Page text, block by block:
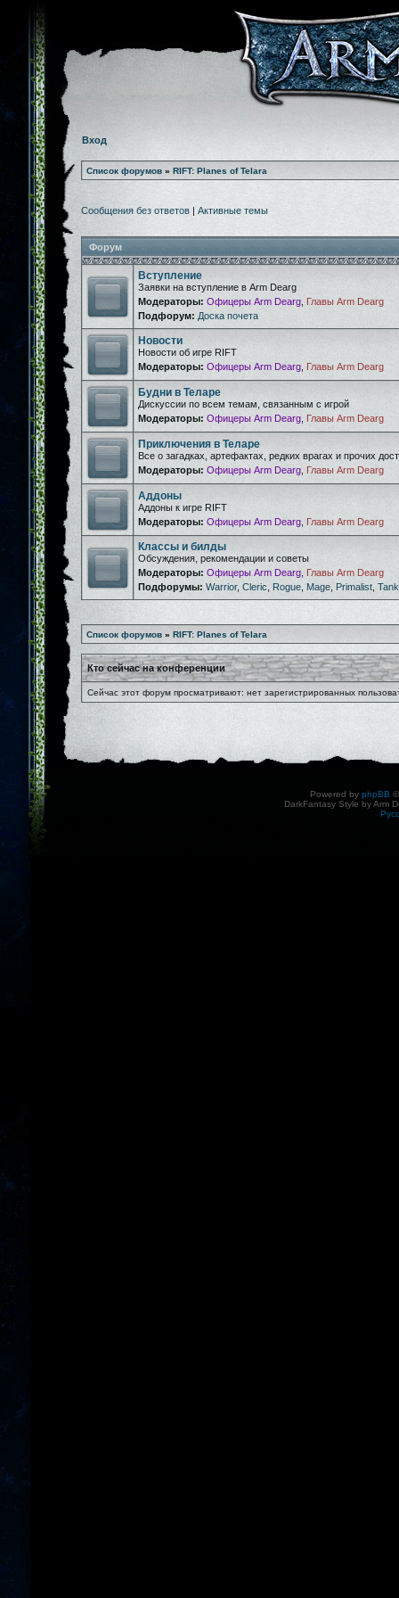
Вход
Список форумов » RIFT: Planes of Telara
Сообщения без ответов | Активные темы
Форум
Вступление
Заявки на вступление в Arm Dearg
Модераторы: Офицеры Arm Dearg Главы Arm Dearg
Подфорум: Доска почета
Новости
Новости об игре RIFT
Модераторы: Офицеры Arm Dearg Главы Arm Dearg
Будни в Теларе
Дискуссии по всем темам, связанным с игрой
Модераторы: Офицеры Arm Dearg Главы Arm Dearg
Приключения в Теларе
Все о загадках, артефактах, редких врагах и прочих
Модераторы: Офицеры Arm Dearg Главы Arm Dearg
Аддоны
Аддоны к игре RIFT
Модераторы: Офицеры Arm Dearg Главы Arm Dearg
Классы и билды
Обсуждения, рекомендации и советы
Модераторы: Офицеры Arm Dearg Главы Arm Dearg
Подфорумы: Warrior, Cleric Rogue Mage Primalist Tank
Список форумов » RIFT: Planes of Telara
Кто сейчас на конференции
Сейчас этот форум просматривают: нет зарегистрированных
Powered by phpBB
DarkFantasy Style by Arm